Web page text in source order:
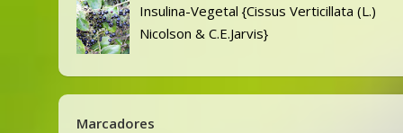
Insulina-Vegetal {Cissus Verticillata (L.)
Nicolson & C.E.Jarvis}
Marcadores